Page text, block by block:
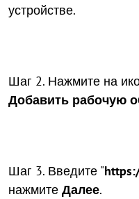
устройстве.
Шаг 2. Нажмите на
Добавить рабочую
Шаг 3. Введите "
нажмите Далее.